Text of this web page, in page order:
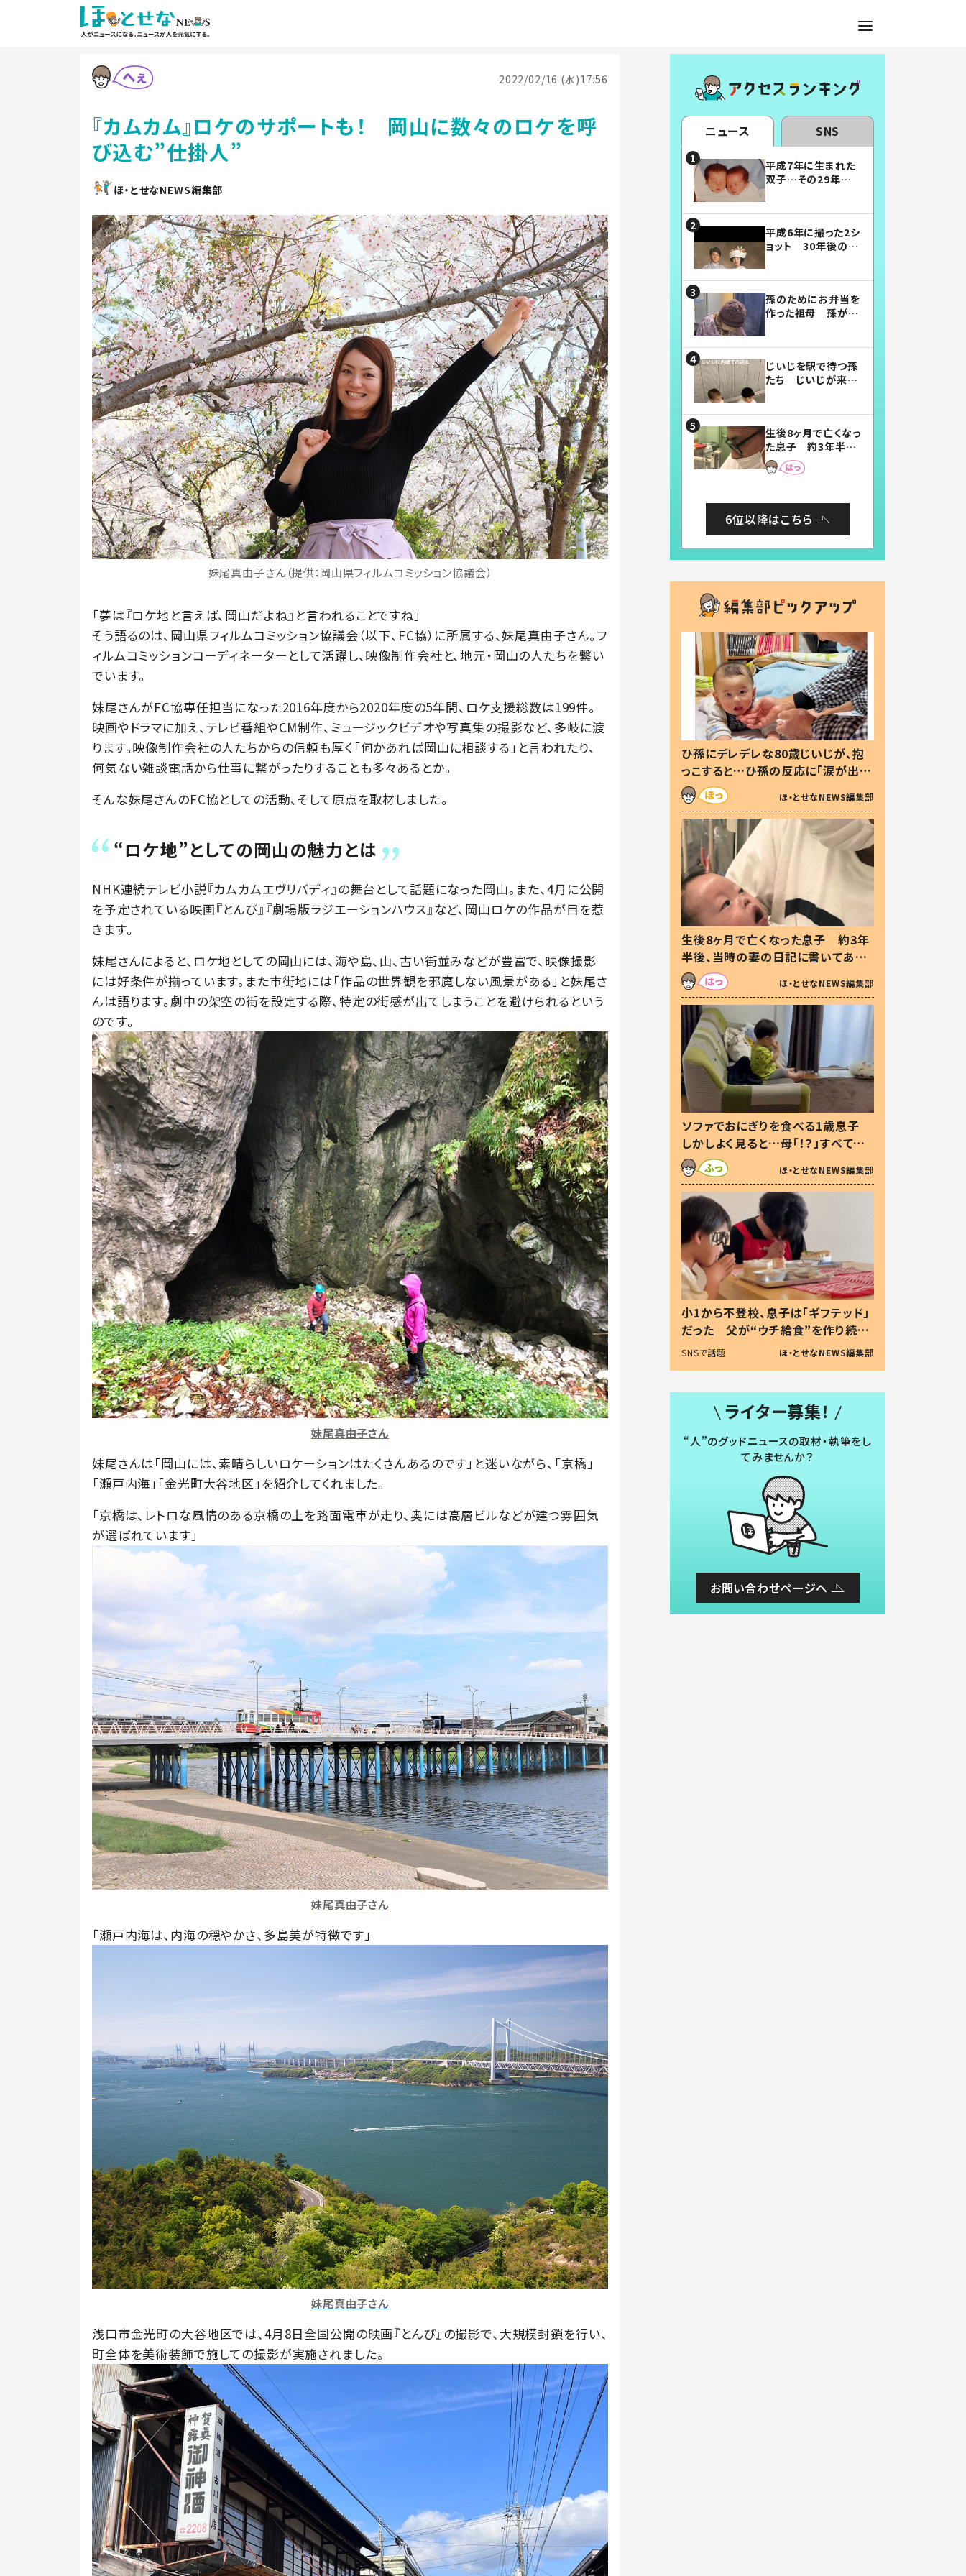
2022/02/16 (水)17:56
『カムカム』ロケのサポートも！ 岡山に数々のロケを呼
び込む”仕掛人”
ほ・とせなNEWS編集部
妹尾真由子さん（提供：岡山県フィルムコミッション協議会）
「夢は『ロケ地と言えば、岡山だよね』と言われることですね」
そう語るのは、岡山県フィルムコミッション協議会（以下、FC協）に所属する、妹尾真由子さん。フ
ィルムコミッションコーディネーターとして活躍し、映像制作会社と、地元・岡山の人たちを繋い
でいます。
妹尾さんがFC協専任担当になった2016年度から2020年度の5年間、ロケ支援総数は199件。
映画やドラマに加え、テレビ番組やCM制作、ミュージックビデオや写真集の撮影など、多岐に渡
ります。映像制作会社の人たちからの信頼も厚く「何かあれば岡山に相談する」と言われたり、
何気ない雑談電話から仕事に繋がったりすることも多々あるとか。
そんな妹尾さんのFC協としての活動、そして原点を取材しました。
“ロケ地”としての岡山の魅力とは
NHK連続テレビ小説『カムカムエヴリバディ』の舞台として話題になった岡山。また、4月に公開
を予定されている映画『とんび』『劇場版ラジエーションハウス』など、岡山ロケの作品が目を惹
きます。
妹尾さんによると、ロケ地としての岡山には、海や島、山、古い街並みなどが豊富で、映像撮影
には好条件が揃っています。また市街地には「作品の世界観を邪魔しない風景がある」と妹尾さ
んは語ります。劇中の架空の街を設定する際、特定の街感が出てしまうことを避けられるという
のです。
妹尾真由子さん
妹尾さんは「岡山には、素晴らしいロケーションはたくさんあるのです」と迷いながら、「京橋」
「瀬戸内海」「金光町大谷地区」を紹介してくれました。
「京橋は、レトロな風情のある京橋の上を路面電車が走り、奥には高層ビルなどが建つ雰囲気
が選ばれています」
妹尾真由子さん
「瀬戸内海は、内海の穏やかさ、多島美が特徴です」
妹尾真由子さん
浅口市金光町の大谷地区では、4月8日全国公開の映画『とんび』の撮影で、大規模封鎖を行い、
町全体を美術装飾で施しての撮影が実施されました。
ニュース SNS
平成7年に生まれた
双子…その29年後
平成6年に撮った2シ
ョット 30年後の姿
孫のためにお弁当を
作った祖母 孫が絶
じいじを駅で待つ孫
たち じいじが来た
まらない」「幸せにな
れる」
生後8ヶ月で亡くなっ
た息子 約3年半
後、当時の妻の日記
に書いてあった本音
6位以降はこちら
ひ孫にデレデレな80歳じいじが、抱
っこすると…ひ孫の反応に「涙が出ま
した」「可愛くて仕方ない」
ほ・とせなNEWS編集部
生後8ヶ月で亡くなった息子 約3年
半後、当時の妻の日記に書いてあっ
た本音とは
ほ・とせなNEWS編集部
ソファでおにぎりを食べる1歳息子
しかしよく見ると…母「！？」すべてを
察した母の投稿に「可愛いから許
す！」「現行犯〜」
ほ・とせなNEWS編集部
小1から不登校、息子は「ギフテッド」
だった 父が“ウチ給食”を作り続け
る理由とは #令和の親 #令和の子
SNSで話題 ほ・とせなNEWS編集部
ライター募集！
“人”のグッドニュースの取材・執筆をし
てみませんか？
お問い合わせページへ